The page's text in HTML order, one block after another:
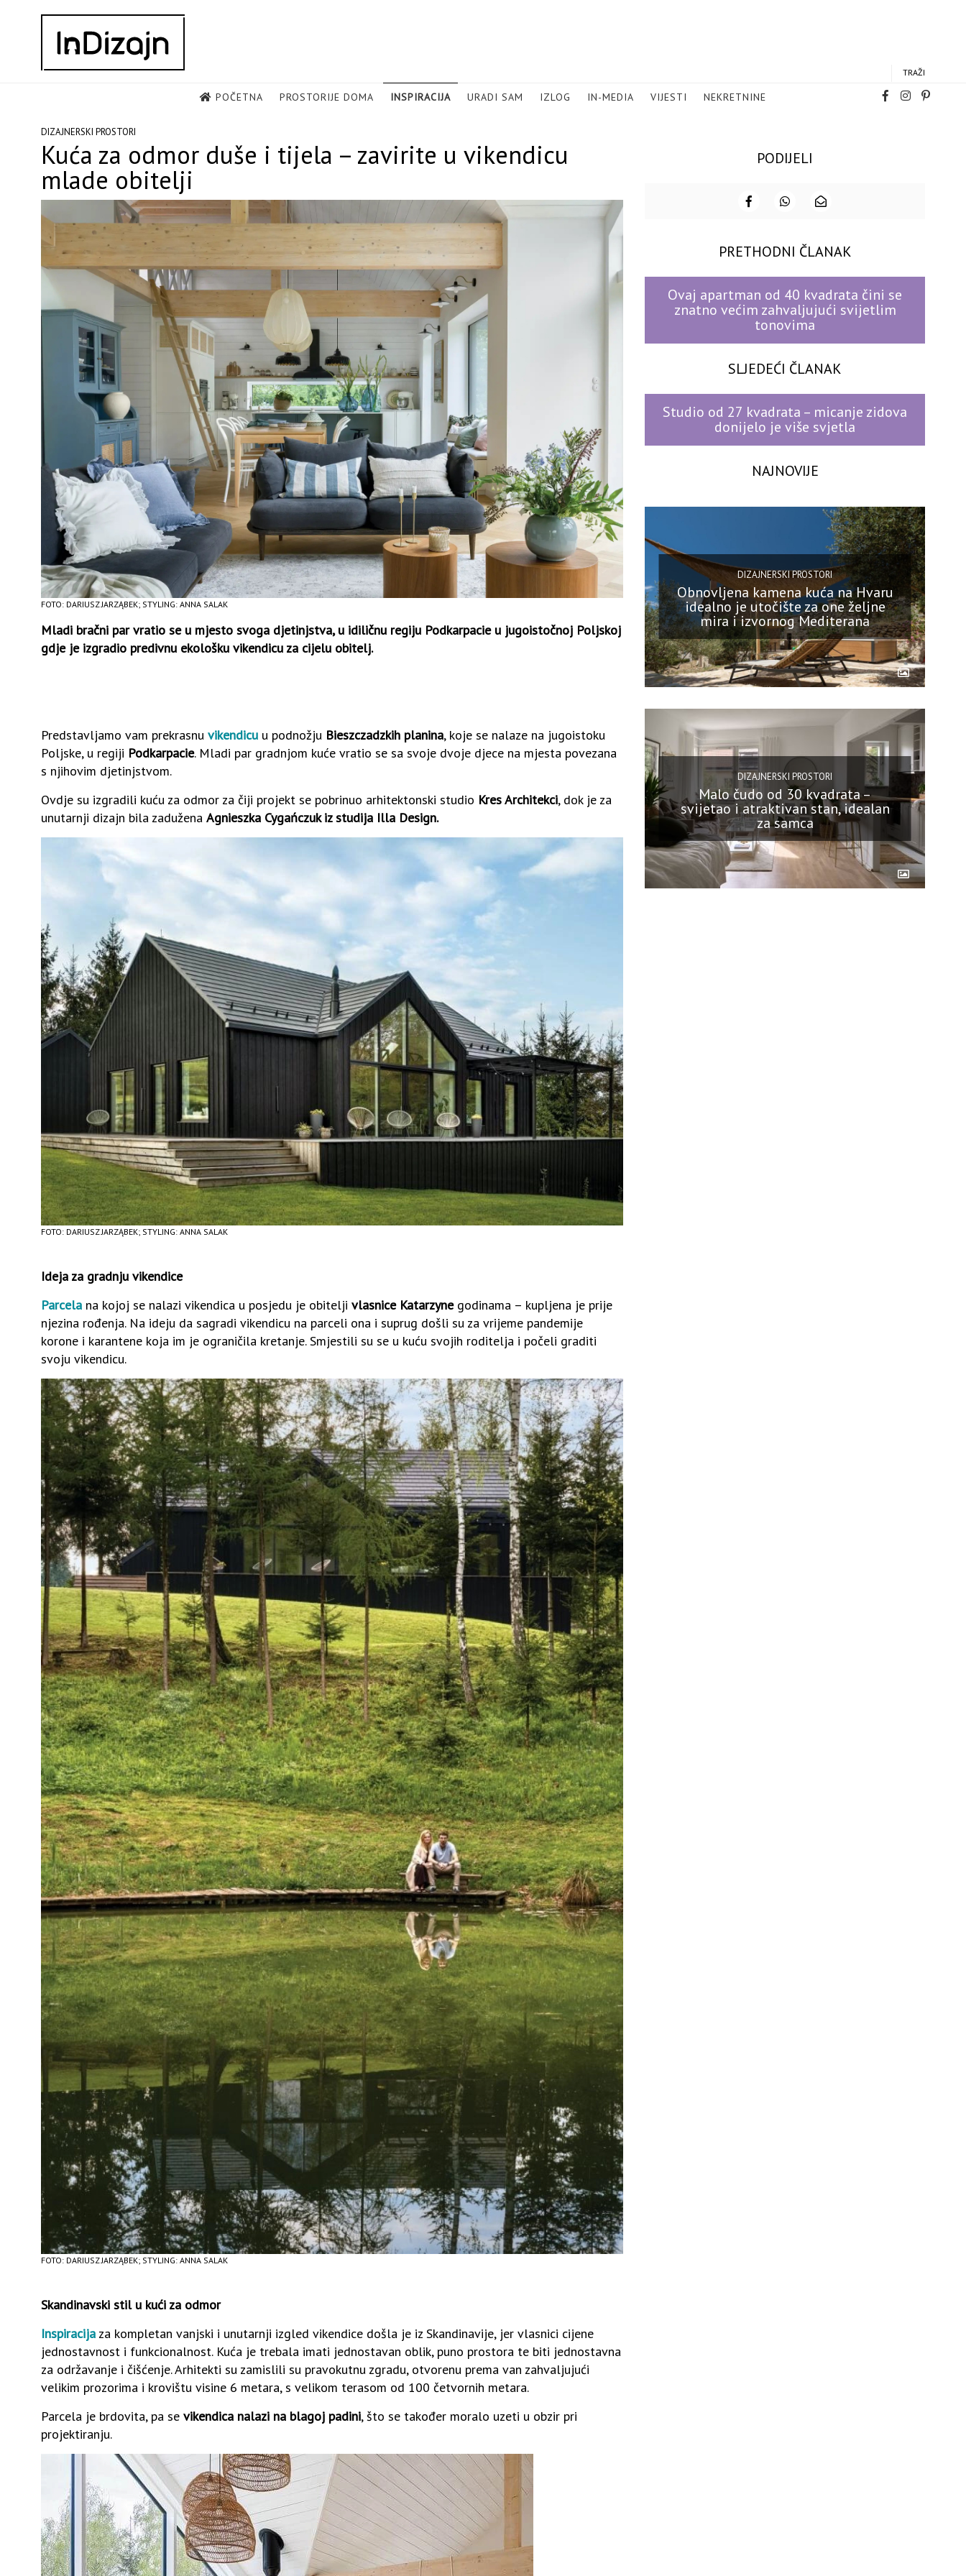
TRAŽI
POČETNA PROSTORIJE DOMA INSPIRACIJA URADI SAM IZLOG IN-MEDIA VIJESTI NEKRETNINE
DIZAJNERSKI PROSTORI
Kuća za odmor duše i tijela – zavirite u vikendicu
mlade obitelji
FOTO: DARIUSZ JARZĄBEK; STYLING: ANNA SALAK
Mladi bračni par vratio se u mjesto svoga djetinjstva, u idiličnu regiju Podkarpacie u jugoistočnoj Poljskoj
gdje je izgradio predivnu ekološku vikendicu za cijelu obitelj.
Predstavljamo vam prekrasnu vikendicu u podnožju Bieszczadzkih planina, koje se nalaze na jugoistoku
Poljske, u regiji Podkarpacie. Mladi par gradnjom kuće vratio se sa svoje dvoje djece na mjesta povezana
s njihovim djetinjstvom.
Ovdje su izgradili kuću za odmor za čiji projekt se pobrinuo arhitektonski studio Kres Architekci, dok je za
unutarnji dizajn bila zadužena Agnieszka Cygańczuk iz studija Illa Design.
FOTO: DARIUSZ JARZĄBEK; STYLING: ANNA SALAK
Ideja za gradnju vikendice
Parcela na kojoj se nalazi vikendica u posjedu je obitelji vlasnice Katarzynegodinama – kupljena je prije
njezina rođenja. Na ideju da sagradi vikendicu na parceli ona i suprug došli su za vrijeme pandemije
korone i karantene koja im je ograničila kretanje. Smjestili su se u kuću svojih roditelja i počeli graditi
svoju vikendicu.
FOTO: DARIUSZ JARZĄBEK; STYLING: ANNA SALAK
Skandinavski stil u kući za odmor
Inspiracija za kompletan vanjski i unutarnji izgled vikendice došla je iz Skandinavije, jer vlasnici cijene
jednostavnost i funkcionalnost. Kuća je trebala imati jednostavan oblik, puno prostora te biti jednostavna
za održavanje i čišćenje. Arhitekti su zamislili su pravokutnu zgradu, otvorenu prema van zahvaljujući
velikim prozorima i krovištu visine 6 metara, s velikom terasom od 100 četvornih metara.
Parcela je brdovita, pa se vikendica nalazi na blagoj padini, što se također moralo uzeti u obzir pri
projektiranju.
PODIJELI
PRETHODNI ČLANAK
Ovaj apartman od 40 kvadrata čini se
znatno većim zahvaljujući svijetlim
tonovima
SLJEDEĆI ČLANAK
Studio od 27 kvadrata – micanje zidova
donijelo je više svjetla
NAJNOVIJE
DIZAJNERSKI PROSTORI
Obnovljena kamena kuća na Hvaru
idealno je utočište za one željne
mira i izvornog Mediterana
DIZAJNERSKI PROSTORI
Malo čudo od 30 kvadrata –
svijetao i atraktivan stan, idealan
za samca